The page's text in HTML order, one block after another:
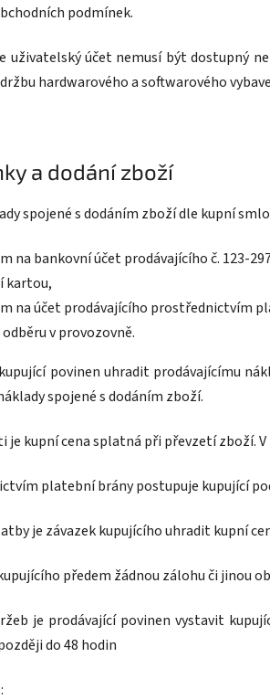
podmínek.
uživatelský účet nemusí být dostupný
hardwarového a softwarového
a dodání zboží
spojené s dodáním zboží dle kupní
na bankovní účet prodávajícího č. 123-
kartou,
na účet prodávajícího prostřednictvím
v provozovně.
povinen uhradit prodávajícímu
spojené s dodáním zboží.
je kupní cena splatná při převzetí zboží.
platební brány postupuje kupující
je závazek kupujícího uhradit kupní
předem žádnou zálohu či jinou
je prodávající povinen vystavit
do 48 hodin